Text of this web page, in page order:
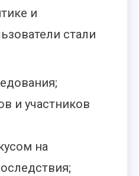
и
стали
и участников
на